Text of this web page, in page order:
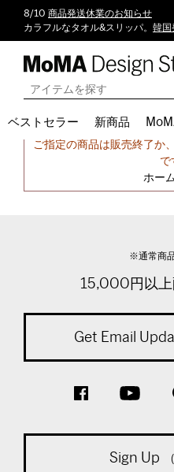
8/10 商品発送休業のお知らせ
カラフルなタオル&スリッパ。 韓国
ベストセラー 新商品申し訳ご
ご指定の商品は販売終了か
で
ホー
※通常商
15,000円以上
Get Email
Sign Up (